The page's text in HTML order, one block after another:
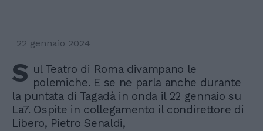
22 gennaio 2024
S ul Teatro di Roma divampano le
polemiche. E se ne parla anche durante
la puntata di Tagadà in onda il 22 gennaio su
La7. Ospite in collegamento il condirettore di
Libero, Pietro Senaldi,